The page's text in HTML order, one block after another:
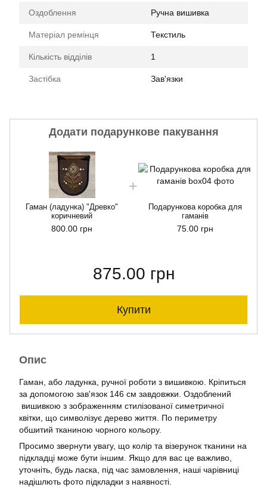
Оздоблення Ручна вишивка
Матеріал ремінця Текстиль
Кількість відділів 1
Застібка Зав'язки
Додати подарункове пакування
Гаман (ладунка) "Древко"
коричневий
800.00 грн
Подарункова коробка для
гаманів
75.00 грн
875.00 грн
Купити
Опис
Гаман, або ладунка, ручної роботи з вишивкою. Кріпиться
за допомогою зав'язок 146 см завдовжки. Оздоблений
вишивкою з зображенням стилізованої симетричної
квітки, що символізує дерево життя. По периметру
обшитий тканиною чорного кольору.
Просимо звернути увагу, що колір та візерунок тканини на
підкладці може бути іншим. Якщо для вас це важливо,
уточніть, будь ласка, під час замовлення, наші чарівниці
надішлють фото підкладки з наявності.